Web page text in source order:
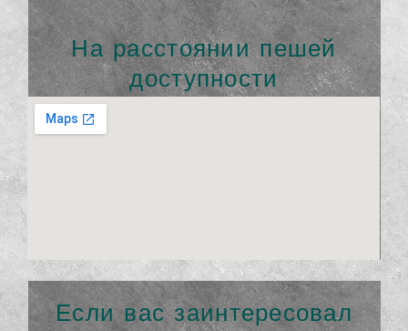
На расстоянии пешей
доступности
Если вас заинтересовал